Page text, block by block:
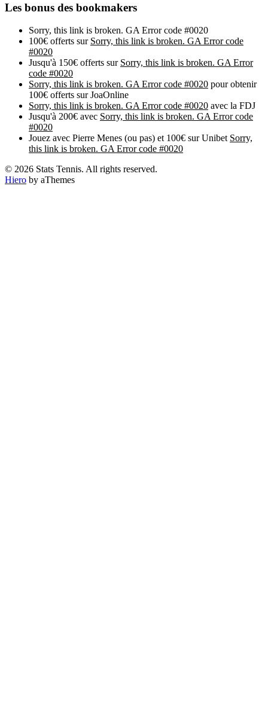
Les bonus des bookmakers
Sorry, this link is broken. GA Error code #0020
100€ offerts sur Sorry, this link is broken. GA Error code
#0020
Jusqu'à 150€ offerts sur Sorry, this link is broken. GA Error
code #0020
Sorry, this link is broken. GA Error code #0020 pour obtenir
100€ offerts sur JoaOnline
Sorry, this link is broken. GA Error code #0020 avec la FDJ
Jusqu'à 200€ avec Sorry, this link is broken. GA Error code
#0020
Jouez avec Pierre Menes (ou pas) et 100€ sur Unibet Sorry,
this link is broken. GA Error code #0020
© 2026 Stats Tennis. All rights reserved.
Hiero by aThemes